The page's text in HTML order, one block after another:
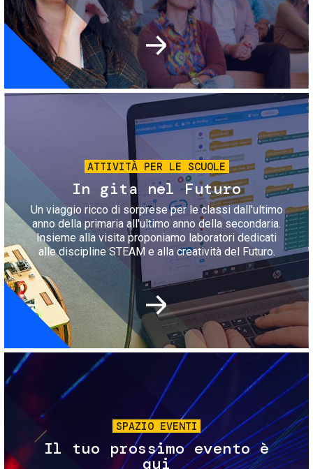
Immagine
ATTIVITÀ PER LE SCUOLE
In gita nel Futuro
Un viaggio ricco di sorprese per le classi dall'ultimo
anno della primaria all'ultimo anno della secondaria.
Insieme alla visita proponiamo laboratori dedicati
alle discipline STEAM e alla creatività del Futuro.
Immagine
SPAZIO EVENTI
Il tuo prossimo evento è
qui